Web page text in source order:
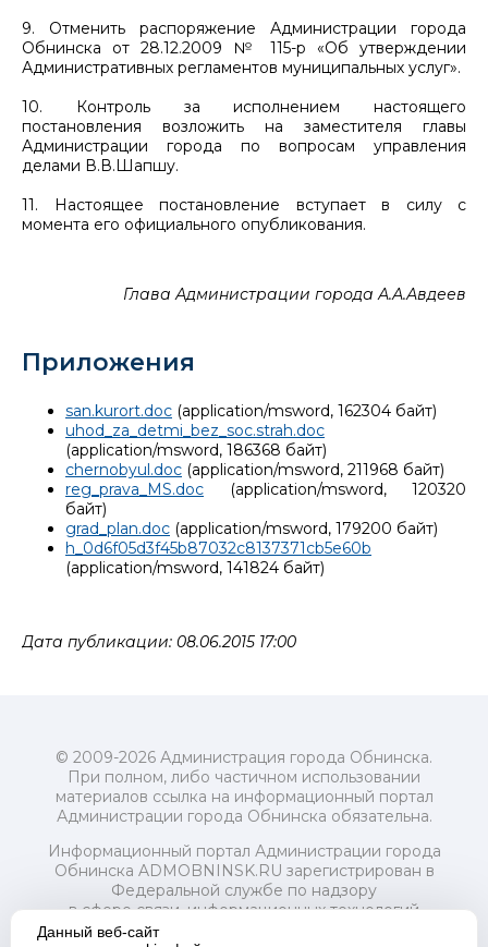
9. Отменить распоряжение Администрации города
Обнинска от 28.12.2009 № 115-р «Об утверждении
Административных регламентов муниципальных услуг».
10. Контроль за исполнением настоящего
постановления возложить на заместителя главы
Администрации города по вопросам управления
делами В.В.Шапшу.
11. Настоящее постановление вступает в силу с
момента его официального опубликования.
Глава Администрации города А.А.Авдеев
Приложения
san.kurort.doc (application/msword, 162304 байт)
uhod_za_detmi_bez_soc.strah.doc
(application/msword, 186368 байт)
chernobyul.doc (application/msword, 211968 байт)
reg_prava_MS.doc (application/msword, 120320
байт)
grad_plan.doc (application/msword, 179200 байт)
h_0d6f05d3f45b87032c8137371cb5e60b
(application/msword, 141824 байт)
Дата публикации: 08.06.2015 17:00
© 2009-2026 Администрация города Обнинска.
При полном, либо частичном использовании
материалов ссылка на информационный портал
Администрации города Обнинска обязательна.
Информационный портал Администрации города
Обнинска ADMOBNINSK.RU зарегистрирован в
Федеральной службе по надзору
в сфере связи, информационных технологий
и массовых коммуникаций (Роскомнадзор) 24 июля
Данный веб-сайт